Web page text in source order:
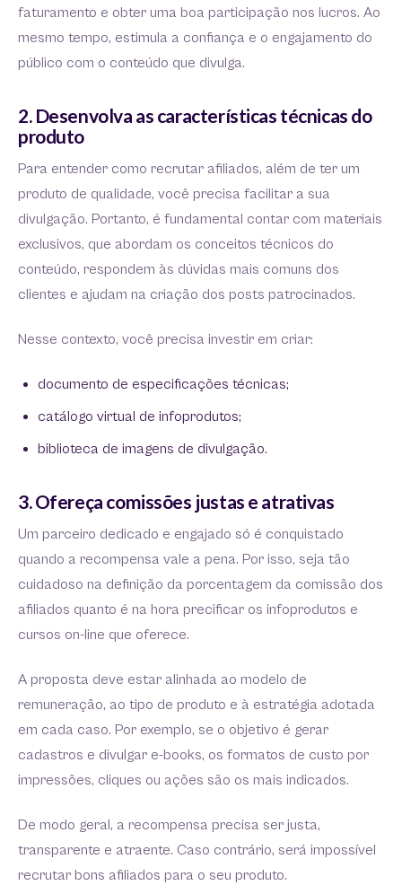
faturamento e obter uma boa participação nos lucros. Ao
mesmo tempo, estimula a confiança e o engajamento do
público com o conteúdo que divulga.
2. Desenvolva as características técnicas do
produto
Para entender como recrutar afiliados, além de ter um
produto de qualidade, você precisa facilitar a sua
divulgação. Portanto, é fundamental contar com materiais
exclusivos, que abordam os conceitos técnicos do
conteúdo, respondem às dúvidas mais comuns dos
clientes e ajudam na criação dos posts patrocinados.
Nesse contexto, você precisa investir em criar:
documento de especificações técnicas;
catálogo virtual de infoprodutos;
biblioteca de imagens de divulgação.
3. Ofereça comissões justas e atrativas
Um parceiro dedicado e engajado só é conquistado
quando a recompensa vale a pena. Por isso, seja tão
cuidadoso na definição da porcentagem da comissão dos
afiliados quanto é na hora precificar os infoprodutos e
cursos on-line que oferece.
A proposta deve estar alinhada ao modelo de
remuneração, ao tipo de produto e à estratégia adotada
em cada caso. Por exemplo, se o objetivo é gerar
cadastros e divulgar e-books, os formatos de custo por
impressões, cliques ou ações são os mais indicados.
De modo geral, a recompensa precisa ser justa,
transparente e atraente. Caso contrário, será impossível
recrutar bons afiliados para o seu produto.